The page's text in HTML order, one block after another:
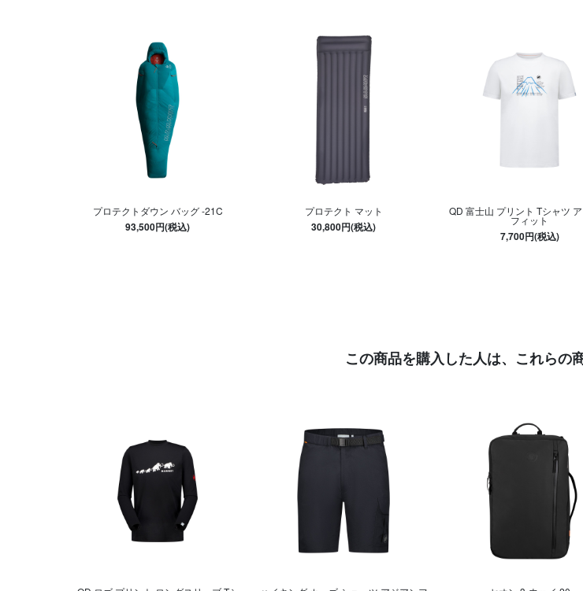
プロテクトダウン バッグ -21C
93,500円(税込)
プロテクト マット
30,800円(税込)
QD 富士山 プリント Tシャツ
フィット
7,700円(税込)
この商品を購入した人は、 これらの